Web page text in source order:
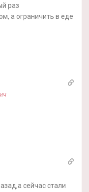
раз
а ограничить в еде
сейчас стали